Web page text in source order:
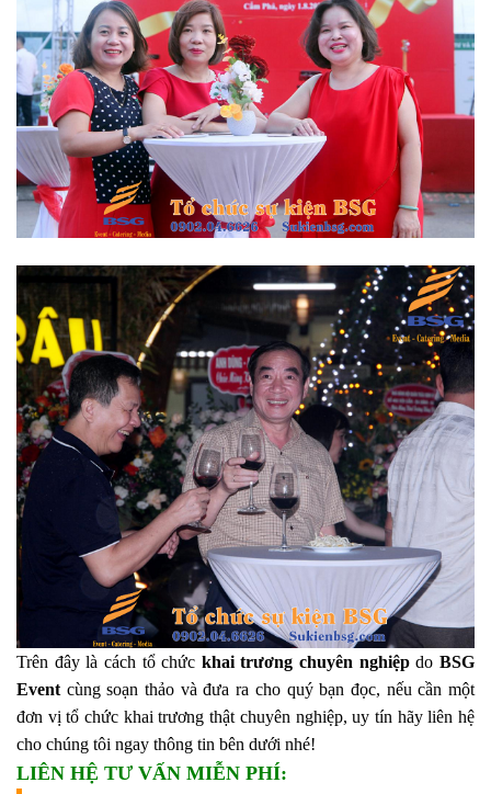
Trên đây là cách tổ chức khai trương chuyên nghiệpdoBSG
Event cùng soạn thảo và đưa ra cho quý bạn đọc, nếu cần một
đơn vị tổ chức khai trương thật chuyên nghiệp, uy tín hãy liên hệ
cho chúng tôi ngay thông tin bên dưới nhé!
LIÊN HỆ TƯ VẤN MIỄN PHÍ: